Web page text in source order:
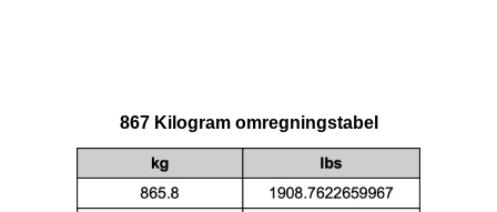
867 Kilogram omregningstabel